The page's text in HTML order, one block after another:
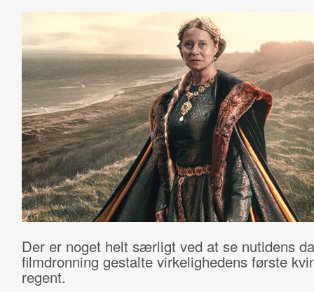
Der er noget helt særligt ved at se nutidens
filmdronning gestalte virkelighedens første
regent.